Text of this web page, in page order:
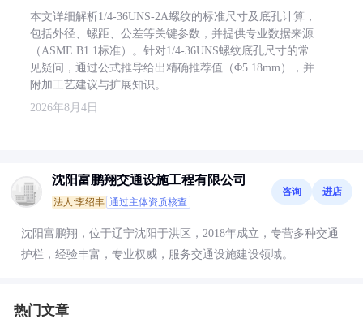
本文详细解析1/4-36UNS-2A螺纹的标准尺寸及底孔计算，
包括外径、螺距、公差等关键参数，并提供专业数据来源
（ASME B1.1标准）。针对1/4-36UNS螺纹底孔尺寸的常
见疑问，通过公式推导给出精确推荐值（Φ5.18mm），并
附加工艺建议与扩展知识。
2026年8月4日
沈阳富鹏翔交通设施工程有限公司
法人:李绍丰 通过主体资质核查
咨询 进店
沈阳富鹏翔，位于辽宁沈阳于洪区，2018年成立，专营多种交通
护栏，经验丰富，专业权威，服务交通设施建设领域。
热门文章